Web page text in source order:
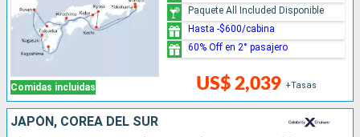
Comidas incluidas US$ 2,039 +Tasas
Paquete All Included Disponible
Hasta -$600/cabina
60% Off en 2° pasajero
JAPÓN, COREA DEL SUR